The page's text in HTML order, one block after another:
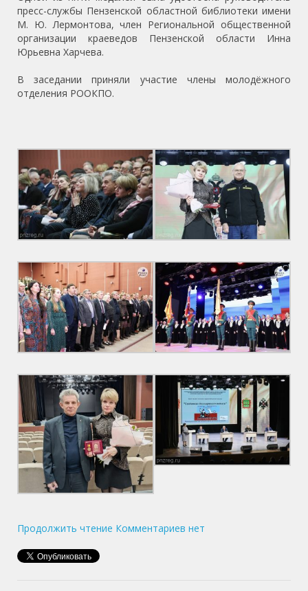
пресс-службы Пензенской областной библиотеки имени
М. Ю. Лермонтова, член Региональной общественной
организации краеведов Пензенской области Инна
Юрьевна Харчева.
В заседании приняли участие члены молодёжного
отделения РООКПО.
Продолжить чтение Комментариев нет